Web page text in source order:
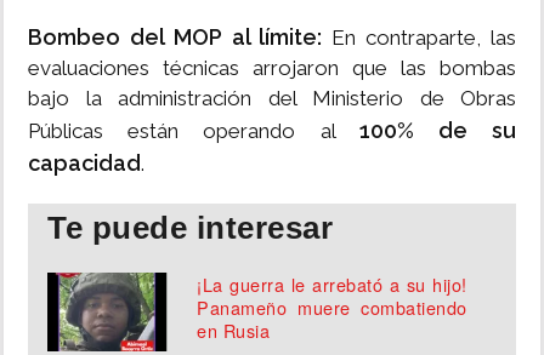
Bombeo del MOP al límite: En contraparte, las
evaluaciones técnicas arrojaron que las bombas
bajo la administración del Ministerio de Obras
Públicas están operando al 100% de su
capacidad.
Te puede interesar
¡La guerra le arrebató a su hijo!
Panameño muere combatiendo
en Rusia